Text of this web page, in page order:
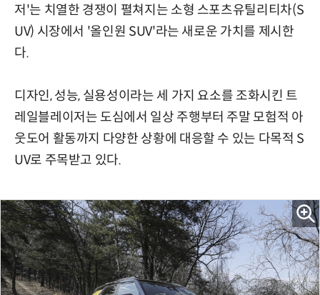
저'는 치열한 경쟁이 펼쳐지는 소형 스포츠유틸리티차(S
UV) 시장에서 '올인원 SUV'라는 새로운 가치를 제시한
다.
디자인, 성능, 실용성이라는 세 가지 요소를 조화시킨 트
레일블레이저는 도심에서 일상 주행부터 주말 모험적 아
웃도어 활동까지 다양한 상황에 대응할 수 있는 다목적 S
UV로 주목받고 있다.